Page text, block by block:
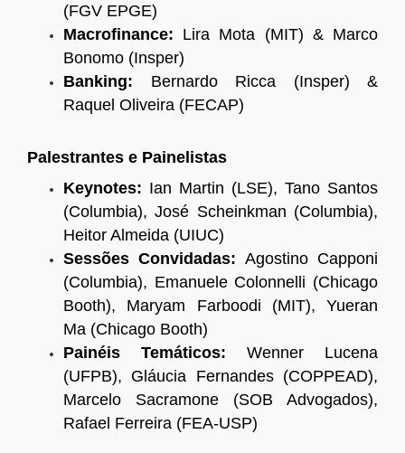
(FGV EPGE)
Macrofinance: Lira Mota (MIT) & Marco
Bonomo (Insper)
Banking: Bernardo Ricca (Insper) &
Raquel Oliveira (FECAP)
Palestrantes e Painelistas
Keynotes: Ian Martin (LSE), Tano Santos
(Columbia), José Scheinkman (Columbia),
Heitor Almeida (UIUC)
Sessões Convidadas: Agostino Capponi
(Columbia), Emanuele Colonnelli (Chicago
Booth), Maryam Farboodi (MIT), Yueran
Ma (Chicago Booth)
Painéis Temáticos: Wenner Lucena
(UFPB), Gláucia Fernandes (COPPEAD),
Marcelo Sacramone (SOB Advogados),
Rafael Ferreira (FEA-USP)